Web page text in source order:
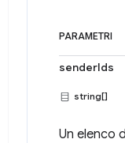
PARAMETRI
senderIds
string[]
Un elenco